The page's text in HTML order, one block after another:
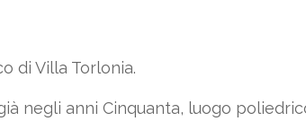
di Villa Torlonia.
negli anni Cinquanta, luogo